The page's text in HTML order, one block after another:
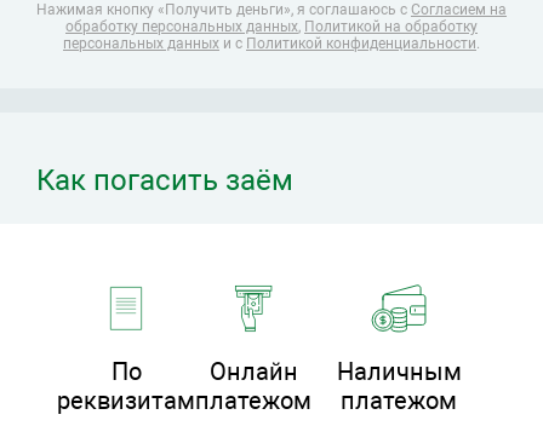
Нажимая кнопку «Получить деньги», я соглашаюсь с Согласием на
обработку персональных данных, Политикой на обработку
персональных данных и с Политикой конфиденциальности.
Как погасить заём
По
реквизитам
Онлайн
платежом
Наличным
платежом